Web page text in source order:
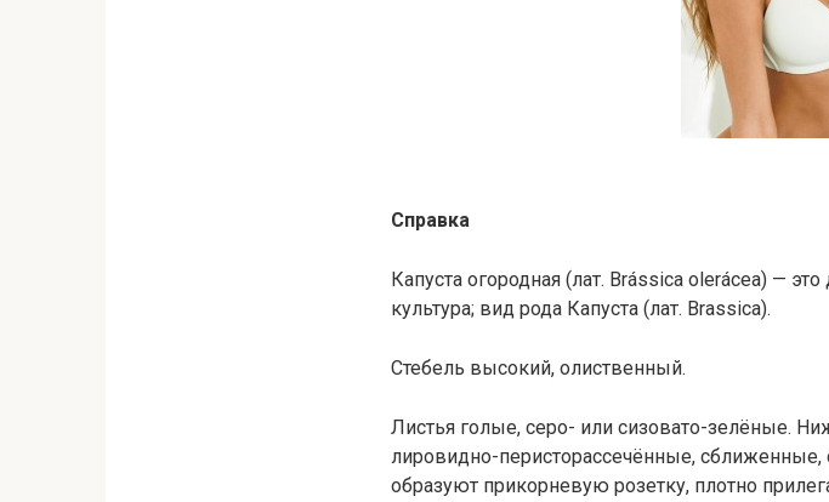
Справка
Капуста огородная (лат. Brássica olerácea) —
культура; вид рода Капуста (лат. Brassica).
Стебель высокий, олиственный.
Листья голые, серо- или сизовато-зелёные.
лировидно-перисторассечённые,
образуют прикорневую розетку, плотно